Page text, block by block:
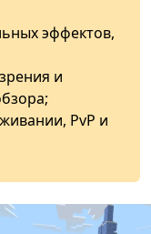
эффектов,
и
PvP и